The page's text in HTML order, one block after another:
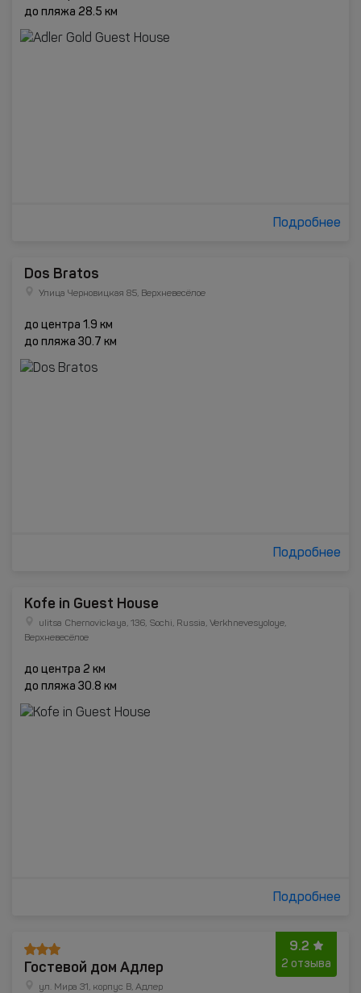
до пляжа 28.5 км
Подробнее
Dos Bratos
Улица Черновицкая 85, Верхневесёлое
до центра 1.9 км
до пляжа 30.7 км
Подробнее
Kofe in Guest House
ulitsa Chernovickaya, 136, Sochi, Russia, Verkhnevesyoloye,
Верхневесёлое
до центра 2 км
до пляжа 30.8 км
Подробнее
9.2
2 отзыва
Гостевой дом Адлер
ул. Мира 31, корпус В, Адлер